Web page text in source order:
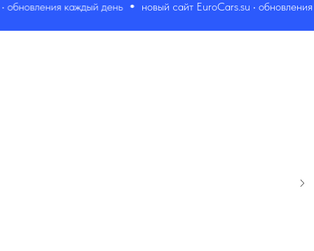
каждый день новый сайт EuroCars.su • обновления